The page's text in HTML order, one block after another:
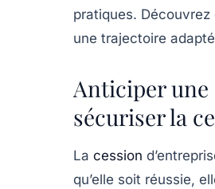
pratiques.
une trajectoire
Anticiper une
sécuriser la
La cession
qu’elle soit réussie,